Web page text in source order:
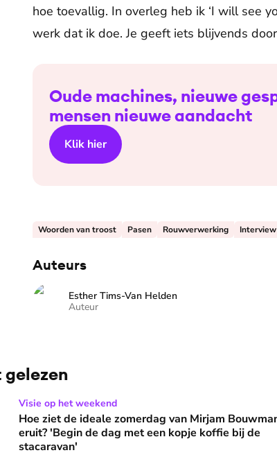
hoe toevallig. In overleg heb ik ‘I will see
werk dat ik doe. Je geeft iets blijvends
Oude machines, nieuwe
mensen nieuwe aandacht
Klik hier
Woorden van troost Pasen Rouwverwerking Interview
Auteurs
Esther Tims-Van Helden
Auteur
gelezen
ideale zomerdag van Mirjam Bouwman eruit? 'Begin
Visie op het weekend
Hoe ziet de ideale zomerdag van Mirjam
eruit? 'Begin de dag met een kopje koffie bij de
stacaravan'